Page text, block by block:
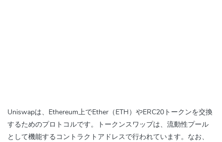
Uniswapは、Ethereum上でEther（ETH）やERC20トークンを交換
するためのプロトコルです。トークンスワップは、流動性プール
として機能するコントラクトアドレスで行われています。なお、